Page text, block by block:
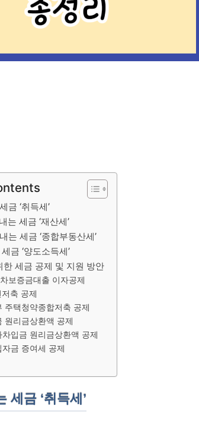
금 ‘취득세’
는 세금 ‘재산세’
는 세금 ‘종합부동산세’
금 ‘양도소득세’
한 세금 공제 및 지원 방안
보증금대출 이자공제
축 공제
주택청약종합저축 공제
원리금상환액 공제
차입금 원리금상환액 공제
자금 증여세 공제
세금 ‘취득세’